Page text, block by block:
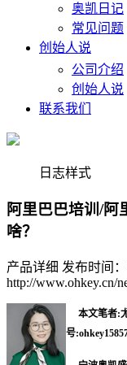
奥凯日记
常见问题
创始人说
公司介绍
创始人说
联系我们
日志样式
阿里巴巴培训/阿
啥？
产品详细 发布时间：
http://www.ohkey.cn/
本文笔者:尤
号